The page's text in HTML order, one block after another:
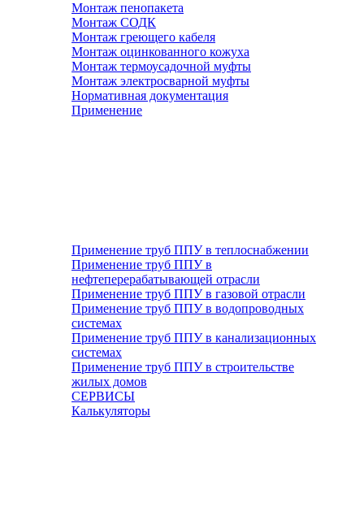
Монтаж пенопакета
Монтаж СОДК
Монтаж греющего кабеля
Монтаж оцинкованного кожуха
Монтаж термоусадочной муфты
Монтаж электросварной муфты
Нормативная документация
Применение
Применение труб ППУ в теплоснабжении
Применение труб ППУ в
нефтеперерабатывающей отрасли
Применение труб ППУ в газовой отрасли
Применение труб ППУ в водопроводных
системах
Применение труб ППУ в канализационных
системах
Применение труб ППУ в строительстве
жилых домов
СЕРВИСЫ
Калькуляторы